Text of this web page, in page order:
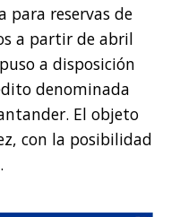
para reservas de
a partir de abril
a disposición
denominada
El objeto
con la posibilidad